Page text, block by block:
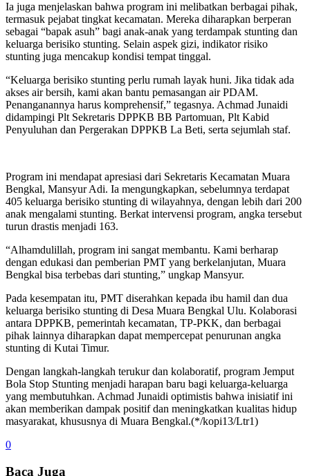
Ia juga menjelaskan bahwa program ini melibatkan berbagai pihak,
termasuk pejabat tingkat kecamatan. Mereka diharapkan berperan
sebagai “bapak asuh” bagi anak-anak yang terdampak stunting dan
keluarga berisiko stunting. Selain aspek gizi, indikator risiko
stunting juga mencakup kondisi tempat tinggal.
“Keluarga berisiko stunting perlu rumah layak huni. Jika tidak ada
akses air bersih, kami akan bantu pemasangan air PDAM.
Penanganannya harus komprehensif,” tegasnya. Achmad Junaidi
didampingi Plt Sekretaris DPPKB BB Partomuan, Plt Kabid
Penyuluhan dan Pergerakan DPPKB La Beti, serta sejumlah staf.
Program ini mendapat apresiasi dari Sekretaris Kecamatan Muara
Bengkal, Mansyur Adi. Ia mengungkapkan, sebelumnya terdapat
405 keluarga berisiko stunting di wilayahnya, dengan lebih dari 200
anak mengalami stunting. Berkat intervensi program, angka tersebut
turun drastis menjadi 163.
“Alhamdulillah, program ini sangat membantu. Kami berharap
dengan edukasi dan pemberian PMT yang berkelanjutan, Muara
Bengkal bisa terbebas dari stunting,” ungkap Mansyur.
Pada kesempatan itu, PMT diserahkan kepada ibu hamil dan dua
keluarga berisiko stunting di Desa Muara Bengkal Ulu. Kolaborasi
antara DPPKB, pemerintah kecamatan, TP-PKK, dan berbagai
pihak lainnya diharapkan dapat mempercepat penurunan angka
stunting di Kutai Timur.
Dengan langkah-langkah terukur dan kolaboratif, program Jemput
Bola Stop Stunting menjadi harapan baru bagi keluarga-keluarga
yang membutuhkan. Achmad Junaidi optimistis bahwa inisiatif ini
akan memberikan dampak positif dan meningkatkan kualitas hidup
masyarakat, khususnya di Muara Bengkal.(*/kopi13/Ltr1)
0
Baca Juga